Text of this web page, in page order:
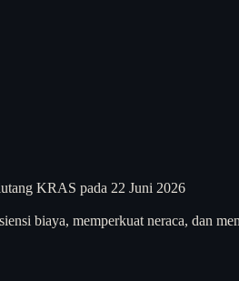
KRAS pada 22 Juni 2026
biaya, memperkuat neraca, dan